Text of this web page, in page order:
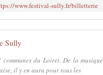
www.festival-sully.fr/billetterie
Sully
du Loiret. De la musique
il y en aura pour tous les